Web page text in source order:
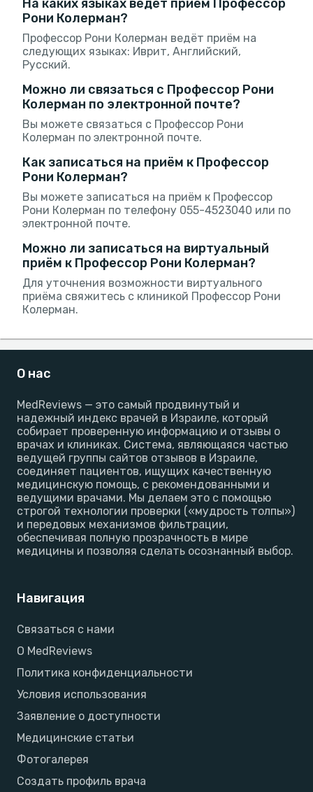
На каких языках ведёт приём Профессор
Рони Колерман?
Профессор Рони Колерман ведёт приём на
следующих языках: Иврит, Английский,
Русский.
Можно ли связаться с Профессор Рони
Колерман по электронной почте?
Вы можете связаться с Профессор Рони
Колерман по электронной почте.
Как записаться на приём к Профессор
Рони Колерман?
Вы можете записаться на приём к Профессор
Рони Колерман по телефону 055-4523040 или по
электронной почте.
Можно ли записаться на виртуальный
приём к Профессор Рони Колерман?
Для уточнения возможности виртуального
приёма свяжитесь с клиникой Профессор Рони
Колерман.
О нас
MedReviews — это самый продвинутый и
надежный индекс врачей в Израиле, который
собирает проверенную информацию и отзывы о
врачах и клиниках. Система, являющаяся частью
ведущей группы сайтов отзывов в Израиле,
соединяет пациентов, ищущих качественную
медицинскую помощь, с рекомендованными и
ведущими врачами. Мы делаем это с помощью
строгой технологии проверки («мудрость толпы»)
и передовых механизмов фильтрации,
обеспечивая полную прозрачность в мире
медицины и позволяя сделать осознанный выбор.
Навигация
Связаться с нами
О MedReviews
Политика конфиденциальности
Условия использования
Заявление о доступности
Медицинские статьи
Фотогалерея
Создать профиль врача